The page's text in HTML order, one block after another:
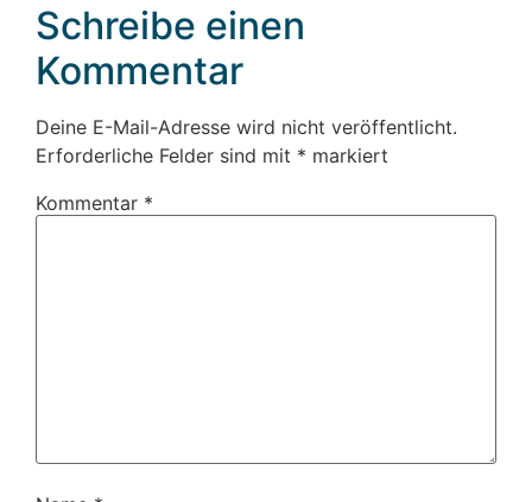
Schreibe einen
Kommentar
Deine E-Mail-Adresse wird nicht veröffentlicht.
Erforderliche Felder sind mit * markiert
Kommentar *